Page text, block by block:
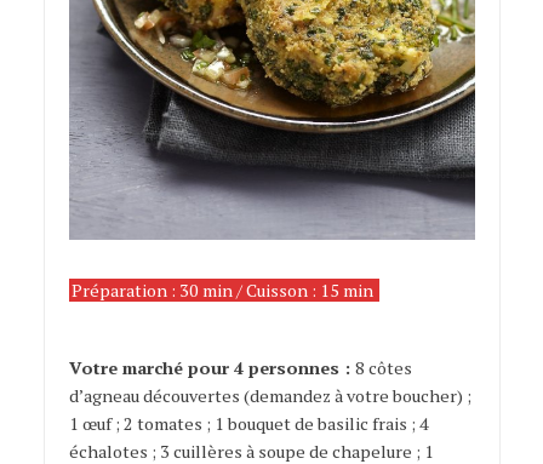
Préparation : 30 min / Cuisson : 15 min
Votre marché pour 4 personnes : 8 côtes
d’agneau découvertes (demandez à votre boucher) ;
1 œuf ; 2 tomates ; 1 bouquet de basilic frais ; 4
échalotes ; 3 cuillères à soupe de chapelure ; 1